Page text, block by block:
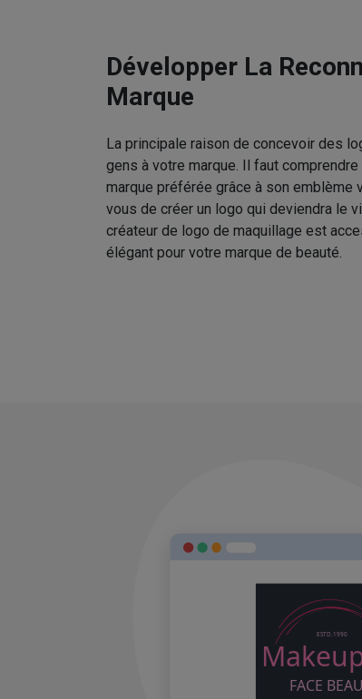
Développer La
Marque
La principale raison de concevoir des
gens à votre marque. Il faut
marque préférée grâce à son
vous de créer un logo qui deviendra le
créateur de logo de maquillage est
élégant pour votre marque de beauté.